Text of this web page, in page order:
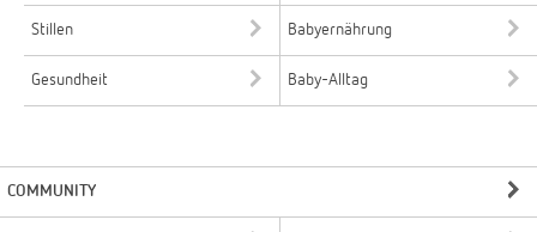
Stillen Babyernährung
Gesundheit Baby-Alltag
COMMUNITY